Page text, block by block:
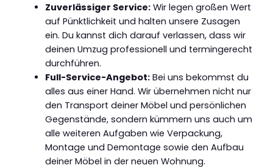
Zuverlässiger Service:Wir legen großen Wert
auf Pünktlichkeit und halten unsere Zusagen
ein. Du kannst dich darauf verlassen, dass wir
deinen Umzug professionell und termingerecht
durchführen.
Full-Service-Angebot:Bei uns bekommst du
alles aus einer Hand. Wir übernehmen nicht nur
den Transport deiner Möbel und persönlichen
Gegenstände, sondern kümmern uns auch um
alle weiteren Aufgaben wie Verpackung,
Montage und Demontage sowie den Aufbau
deiner Möbel in der neuen Wohnung.